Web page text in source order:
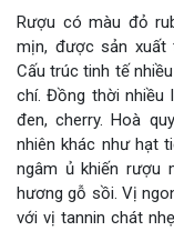
Rượu có màu đỏ
mịn, được sản xuất
Cấu trúc tinh tế
chí. Đồng thời nhiều
đen, cherry. Hoà
nhiên khác như hạt
ngâm ủ khiến rượu
hương gỗ sồi. Vị
với vị tannin chát